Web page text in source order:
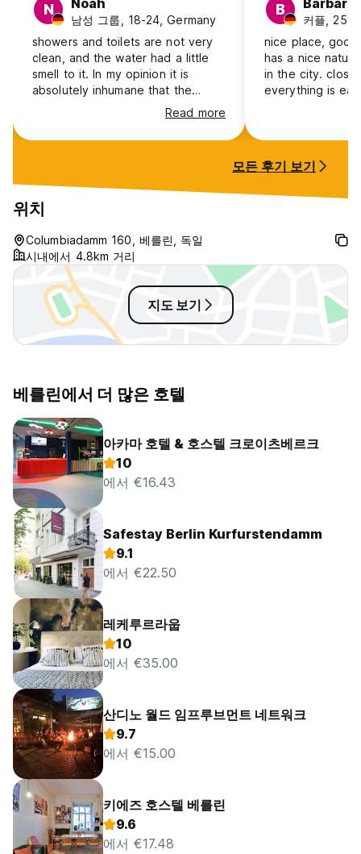
N Noah
남성 그룹, 18-24, Germany
showers and toilets are not very
clean, and the water had a little
smell to it. In my opinion it is
absolutely inhumane that the
lodges do not have AC at all, it ist
boiling hot in there and the fan
does not help at all. the only very
weird people but its berlin so
that’s normal i guess.very nice
area but all in all i‘d say that the
price is way too high for what u
get
Read more
B Barbara
커플, 25-
nice place,
has a nice
in the city. close
everything is
모든 후기 보기
위치
Columbiadamm 160, 베를린, 독일
시내에서 4.8km 거리
지도 보기
베를린에서 더 많은 호텔
아카마 호텔 & 호스텔 크로이츠베르크
10
에서 €16.43
Safestay Berlin Kurfurstendamm
9.1
에서 €22.50
레케루르라웁
10
에서 €35.00
산디노 월드 임프루브먼트 네트워크
9.7
에서 €15.00
키에즈 호스텔 베를린
9.6
에서 €17.48